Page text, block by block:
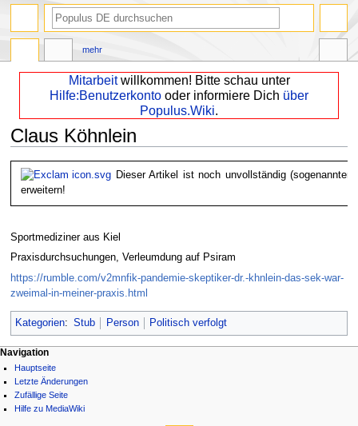
Mitarbeitwillkommen! Bitte schau unter
Hilfe:Benutzerkonto oder informiere Dich über
Populus.Wiki.
Claus Köhnlein
Zur
Navigation
Zur
Suche
Dieser Artikel ist noch unvollständig (sogenannter "
erweitern!
Sportmediziner aus Kiel
Praxisdurchsuchungen, Verleumdung auf Psiram
https://rumble.com/v2mnfik-pandemie-skeptiker-dr.-khnlein-das-sek-war-
zweimal-in-meiner-praxis.html
Kategorien: Stub Person Politisch verfolgt
mehr
Navigation
Hauptseite
Letzte Änderungen
Zufällige Seite
Hilfe zu MediaWiki